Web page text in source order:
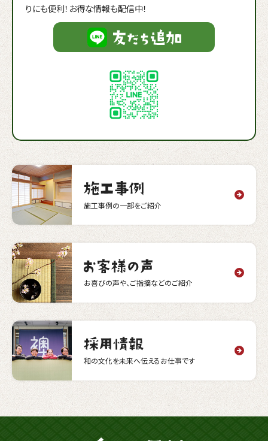
りにも便利！お得な情報も配信中！
施工事例の一部をご紹介
お喜びの声や、ご指摘などのご紹介
和の文化を未来へ伝えるお仕事です